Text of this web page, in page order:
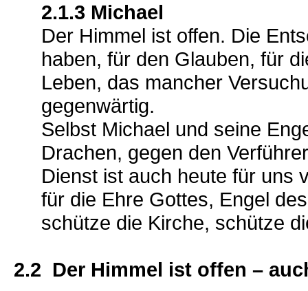
2.1.3 Michael
Der Himmel ist offen. Die
haben, für den Glauben, für
Leben, das mancher
gegenwärtig.
Selbst Michael und seine
Drachen, gegen den
Dienst ist auch heute für uns
für die Ehre Gottes, Engel
schütze die Kirche, schütze
2.2 Der Himmel ist offen –